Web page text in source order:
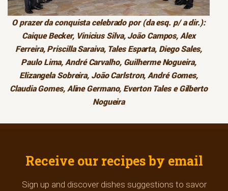
O prazer da conquista celebrado por (da esq. p/ a dir.):
Caique Becker, Vinicius Silva, João Campos, Alex
Ferreira, Priscilla Saraiva, Tales Esparta, Diego Sales,
Paulo Lima, André Carvalho, Guilherme Nogueira,
Elizangela Sobreira, João Carlstron, André Gomes,
Claudia Gomes, Aline Germano, Everton Tales e Gilberto
Nogueira
Receive our recipes by email
Sign up and discover dishes suggestions to savor